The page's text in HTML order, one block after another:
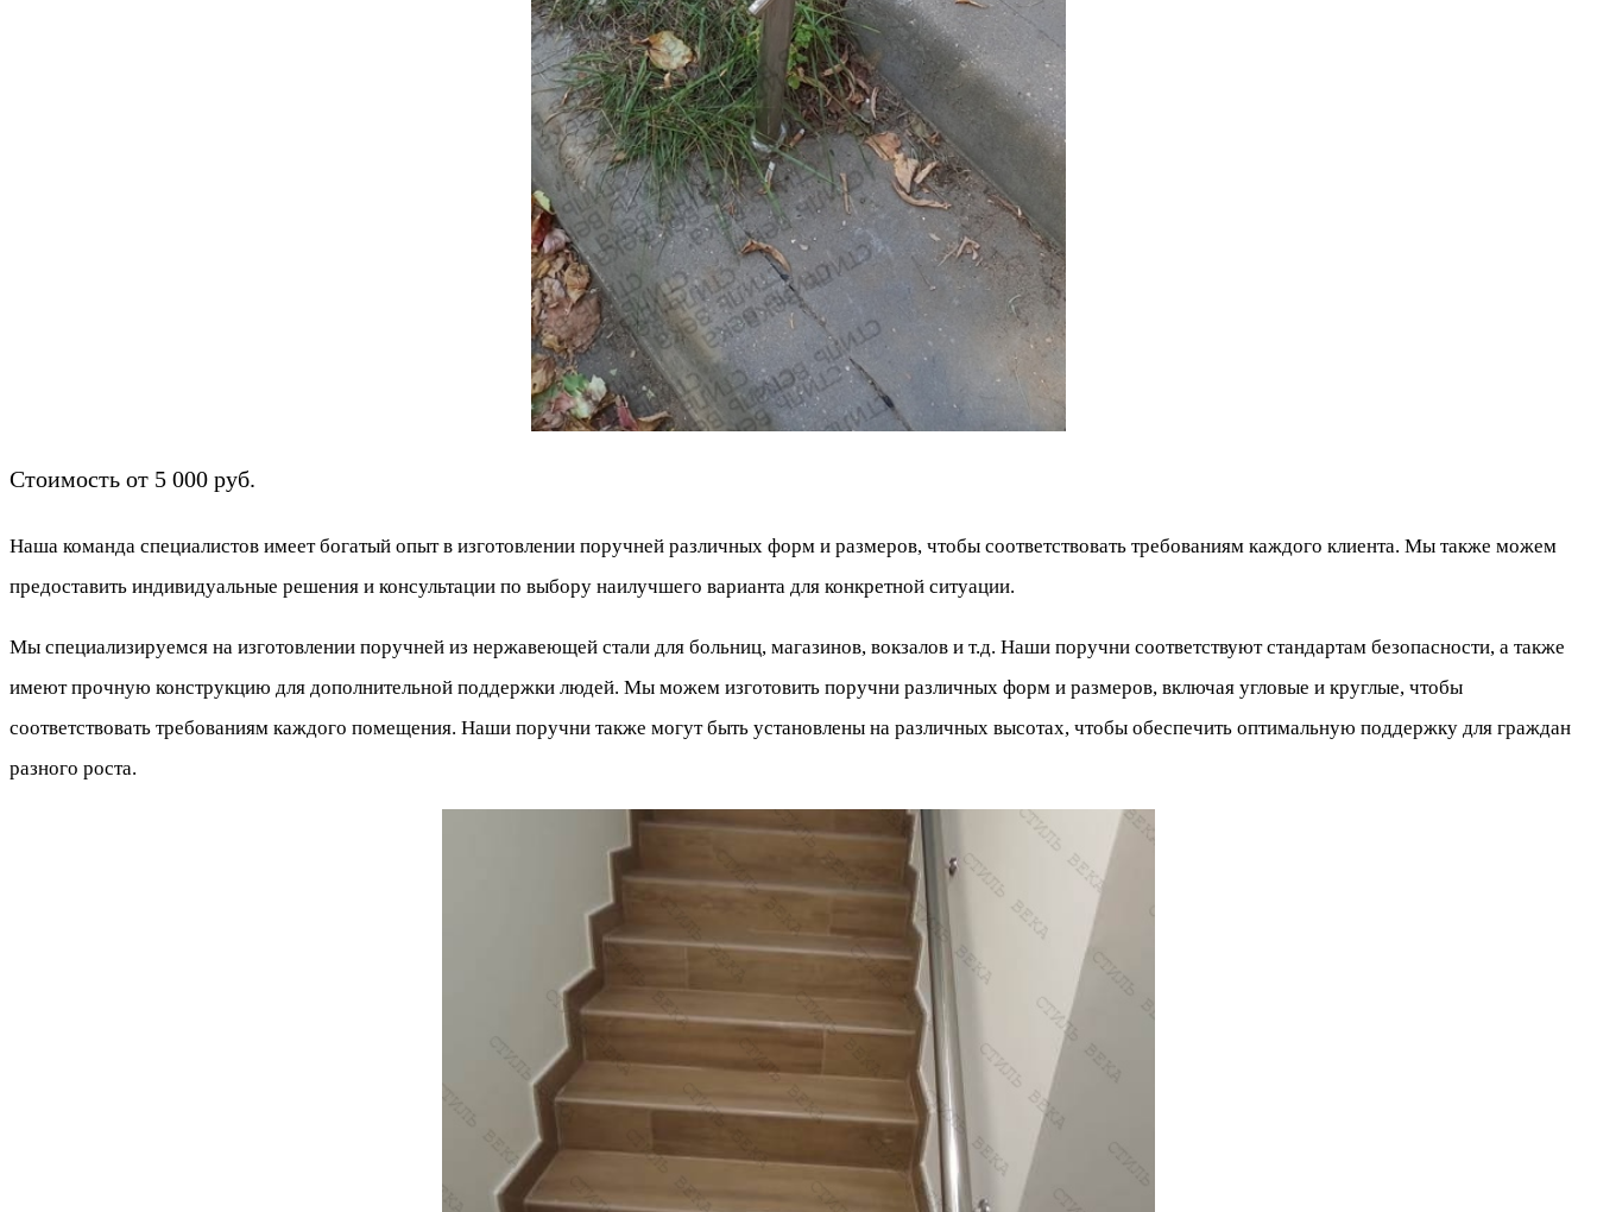
Стоимость от 5 000 руб.
Наша команда специалистов имеет богатый опыт в изготовлении поручней различных форм и размеров, чтобы соответствовать требованиям каждого клиента. Мы также можем
предоставить индивидуальные решения и консультации по выбору наилучшего варианта для конкретной ситуации.
Мы специализируемся на изготовлении поручней из нержавеющей стали для больниц, магазинов, вокзалов и т.д. Наши поручни соответствуют стандартам безопасности, а также
имеют прочную конструкцию для дополнительной поддержки людей. Мы можем изготовить поручни различных форм и размеров, включая угловые и круглые, чтобы
соответствовать требованиям каждого помещения. Наши поручни также могут быть установлены на различных высотах, чтобы обеспечить оптимальную поддержку для граждан
разного роста.